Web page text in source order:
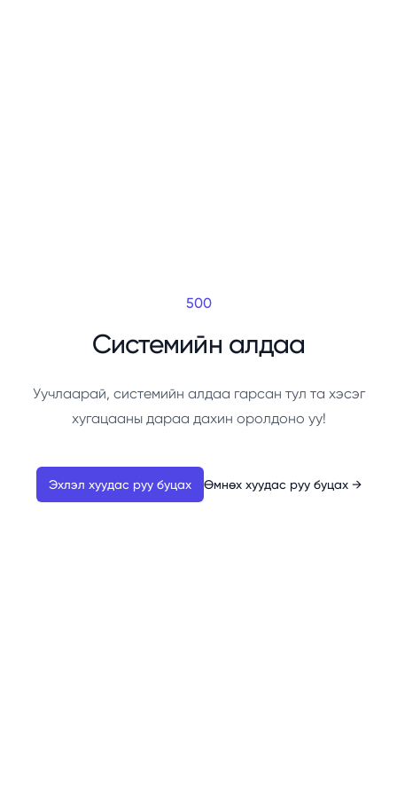
500
Системийн алдаа
Уучлаарай, системийн алдаа гарсан тул та хэсэг
хугацааны дараа дахин оролдоно уу!
Эхлэл хуудас руу буцах Өмнөх хуудас руу буцах →